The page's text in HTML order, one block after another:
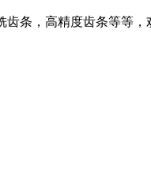
条，高精度齿条等等